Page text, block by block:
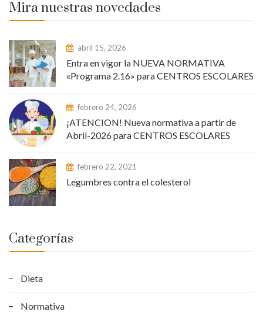
Mira nuestras novedades
abril 15, 2026
Entra en vigor la NUEVA NORMATIVA
«Programa 2.16» para CENTROS ESCOLARES
febrero 24, 2026
¡ATENCION! Nueva normativa a partir de
Abril-2026 para CENTROS ESCOLARES
febrero 22, 2021
Legumbres contra el colesterol
Categorías
Dieta
Normativa